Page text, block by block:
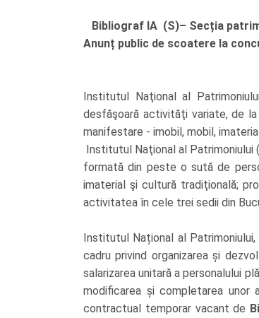
Bibliograf IA (S)– Secția
Anunț public de scoatere la
Institutul Naţional al
desfăşoară activităţi variate, de
manifestare - imobil, mobil,
Institutul Naţional al
formată din peste o sută de
imaterial şi cultură tradiţională;
activitatea în cele trei sedii din
Institutul Național al Patrimoniului,
cadru privind organizarea și
salarizarea unitară a personalului
modificarea și completarea unor
contractual temporar vacant de